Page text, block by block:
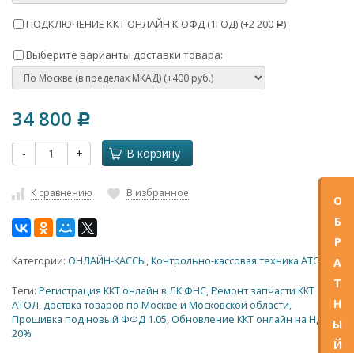
ПОДКЛЮЧЕНИЕ ККТ ОНЛАЙН К ОФД (1ГОД) (+2 200 Р)
Выберите варианты доставки товара:
34 800 Р
- + В корзину
К сравнению В избранное
Категории: ОНЛАЙН-КАССЫ,Контрольно-кассовая техника АТОЛ
Теги: Регистрация ККТ онлайн в ЛК ФНС,Ремонт запчасти ККТ
АТОЛ,доствка товаров по Москве и Московской области,
Прошивка под новый ФФД 1.05, Обновление ККТ онлайн на НДС
20%
О
Б
Р
А
Т
Н
Ы
Й